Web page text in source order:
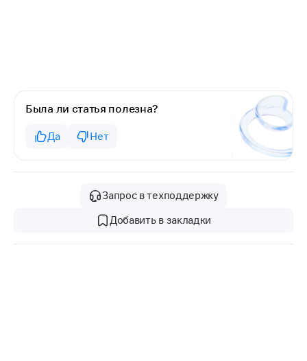
Была ли статья полезна?
Да Нет
Запрос в техподдержку
Добавить в закладки